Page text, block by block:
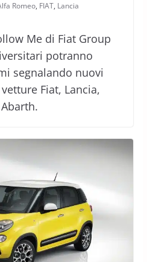
Romeo, FIAT, Lancia
Me di Fiat Group
potranno
segnalando nuovi
Fiat, Lancia,